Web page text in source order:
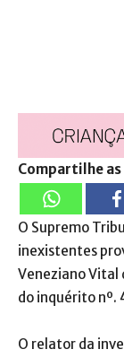
Compartilhe
O Supremo
inexistentes
Veneziano Vital
do inquérito nº.
O relator da